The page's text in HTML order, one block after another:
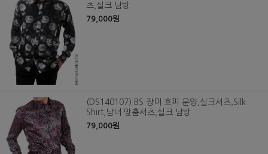
츠,실크 남방
79,000원
(DS140107) BS 장미 호피 문양,실크셔츠,Silk
Shirt,남녀 맞춤셔츠,실크 남방
79,000원